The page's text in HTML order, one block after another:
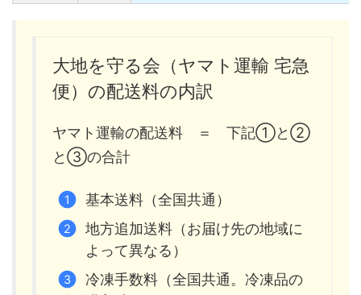
大地を守る会（ヤマト運輸 宅急
便）の配送料の内訳
ヤマト運輸の配送料 ＝ 下記①と②
と③の合計
基本送料（全国共通）
地方追加送料（お届け先の地域に
よって異なる）
冷凍手数料（全国共通。冷凍品の